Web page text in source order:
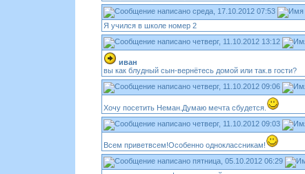
среда, 17.10.2012 07:53
Я учился в школе номер 2
четверг, 11.10.2012 13:12
иван
вы как блудный сын-вернётесь домой или так.в гости?
четверг, 11.10.2012 09:06
Хочу посетить Неман.Думаю мечта сбудется.
четверг, 11.10.2012 09:03
Всем приветвсем!Особенно одноклассникам!
пятница, 05.10.2012 06:29